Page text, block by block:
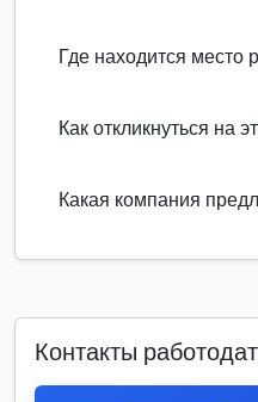
Где находится место
Как откликнуться на
Какая компания
Контакты